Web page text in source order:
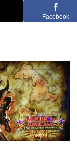
Facebook